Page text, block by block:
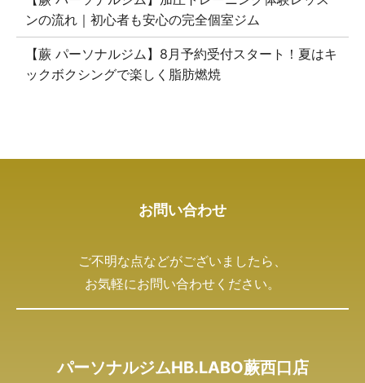
ンの流れ｜初心者も安心の完全個室ジム
【蕨 パーソナルジム】8月予約受付スタート！夏はキ
ックボクシングで楽しく脂肪燃焼
お問い合わせ
ご不明な点などがございましたら、
お気軽にお問い合わせください。
パーソナルジムHB.LABO蕨西口店